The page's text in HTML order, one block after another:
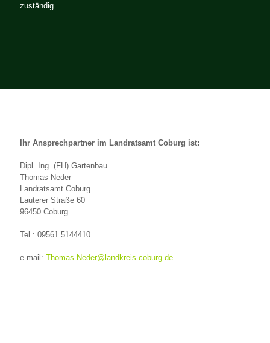
zuständig.
Ihr Ansprechpartner im Landratsamt Coburg ist:
Dipl. Ing. (FH) Gartenbau
Thomas Neder
Landratsamt Coburg
Lauterer Straße 60
96450 Coburg
Tel.: 09561 5144410
e-mail: Thomas.Neder@landkreis-coburg.de